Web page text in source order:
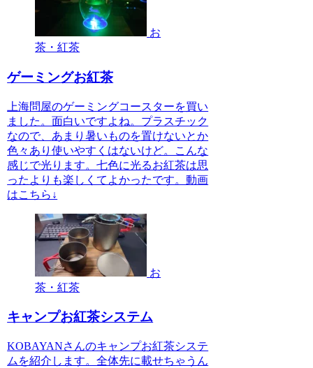
お
茶・紅茶
ゲーミングお紅茶
上海問屋のゲーミングコースターを買い
ました。面白いですよね。プラスチック
なので、あまり暑いものを置けないとか
色々あり使いやすくはないけど。こんな
感じで光ります。七色に光るお紅茶は思
ったよりも楽しくてよかったです。動画
はこちら↓
お
茶・紅茶
キャンプお紅茶システム
KOBAYANさんのキャンプお紅茶システ
ムを紹介します。全体先に載せちゃうん